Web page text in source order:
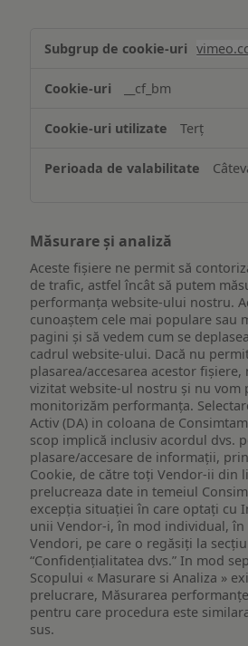
funcționalităților
ului
__cf_bm
Terț
Măsurare și analiză
Aceste fișiere ne permit să
de trafic, astfel încât să putem
performanța website-ului nostru.
cunoaștem cele mai populare sau
pagini și să vedem cum se
cadrul website-ului. Dacă nu
plasarea/accesarea acestor
vizitat website-ul nostru și nu vom
monitorizăm performanța.
Activ (DA) in coloana de
scop implică inclusiv acordul dvs.
plasare/accesare de informații,
Cookie, de către toți Vendor-ii din
prelucreaza date in temeiul
excepția situației în care optați cu
unii Vendor-i, în mod individual, în
Vendori, pe care o regăsiți la
“Confidențialitatea dvs.” In mod
Scopului « Masurare si Analiza »
prelucrare, Măsurarea
pentru care procedura este
sus.